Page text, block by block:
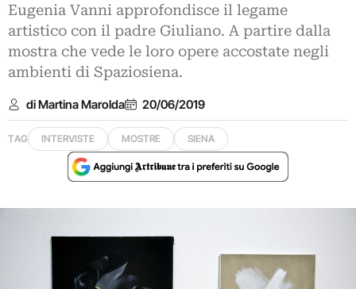
Eugenia Vanni approfondisce il legame
artistico con il padre Giuliano. A partire dalla
mostra che vede le loro opere accostate negli
ambienti di Spaziosiena.
di Martina Marolda 20/06/2019
TAG INTERVISTE MOSTRE SIENA